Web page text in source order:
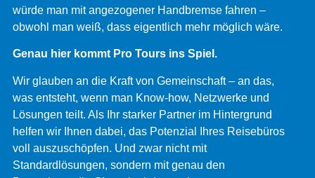
würde man mit angezogener Handbremse fahren –
obwohl man weiß, dass eigentlich mehr möglich wäre.
Genau hier kommt Pro Tours ins Spiel.
Wir glauben an die Kraft von Gemeinschaft – an das,
was entsteht, wenn man Know-how, Netzwerke und
Lösungen teilt. Als Ihr starker Partner im Hintergrund
helfen wir Ihnen dabei, das Potenzial Ihres Reisebüros
voll auszuschöpfen. Und zwar nicht mit
Standardlösungen, sondern mit genau den